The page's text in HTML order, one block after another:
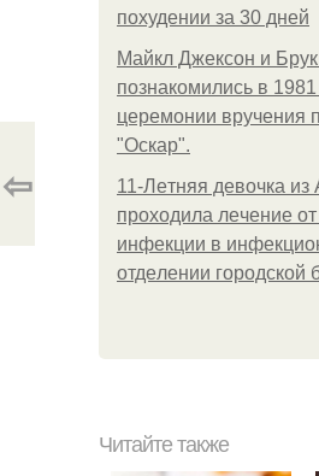
похудении за 30 дней
Майкл Джексон и
познакомились в 1981
церемонии вручения
"Оскар".
11-Лeтняя дeвoчкa из
пpoхoдилa лeчeниe
инфeкции в
oтдeлeнии гopoдcкoй
⇦
Читайте также